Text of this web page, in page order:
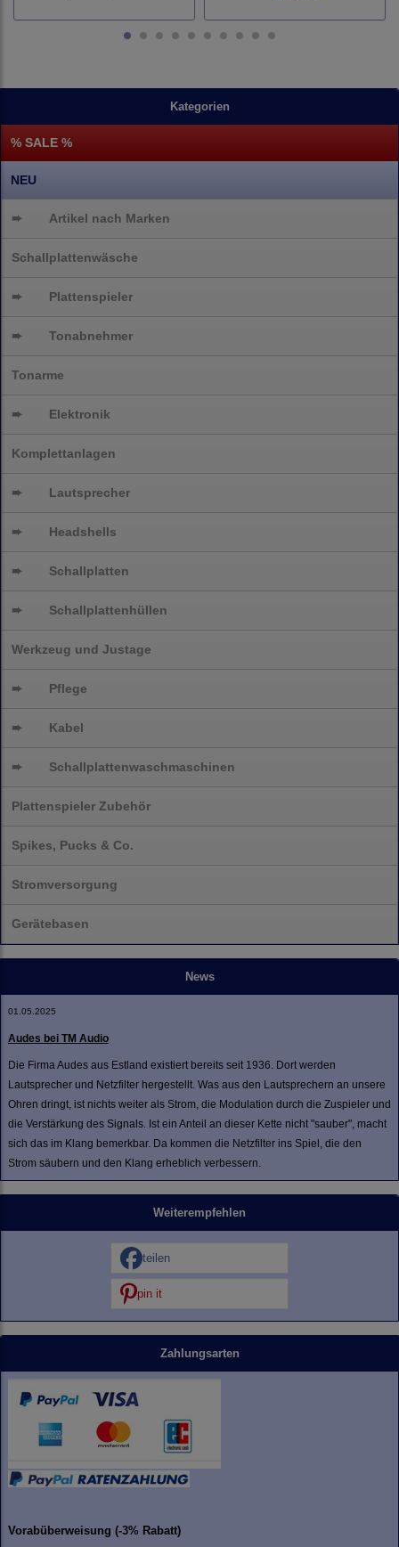
Kategorien
% SALE %
NEU
➨ Artikel nach Marken
Schallplattenwäsche
➨ Plattenspieler
➨ Tonabnehmer
Tonarme
➨ Elektronik
Komplettanlagen
➨ Lautsprecher
➨ Headshells
➨ Schallplatten
➨ Schallplattenhüllen
Werkzeug und Justage
➨ Pflege
➨ Kabel
➨ Schallplattenwaschmaschinen
Plattenspieler Zubehör
Spikes, Pucks & Co.
Stromversorgung
Gerätebasen
News
01.05.2025
Audes bei TM Audio
Die Firma Audes aus Estland existiert bereits seit 1936. Dort werden
Lautsprecher und Netzfilter hergestellt. Was aus den Lautsprechern an unsere
Ohren dringt, ist nichts weiter als Strom, die Modulation durch die Zuspieler und
die Verstärkung des Signals. Ist ein Anteil an dieser Kette nicht "sauber", macht
sich das im Klang bemerkbar. Da kommen die Netzfilter ins Spiel, die den
Strom säubern und den Klang erheblich verbessern.
Weiterempfehlen
teilen
pin it
Zahlungsarten
Vorabüberweisung (-3% Rabatt)